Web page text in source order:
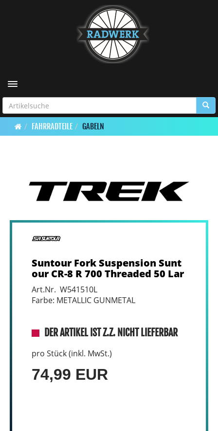
Toggle navigation
FAHRRADTEILE GABELN
Suntour Fork Suspension Sunt
our CR-8 R 700 Threaded 50 Lar
Art.Nr. W541510L
Farbe: METALLIC GUNMETAL
DER ARTIKEL IST Z.Z. NICHT LIEFERBAR
pro Stück (inkl. MwSt.)
74,99 EUR